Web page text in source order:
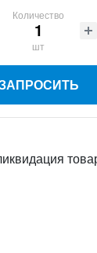
Количество
шт